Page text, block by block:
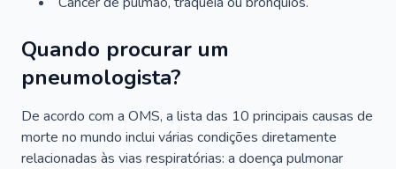
Quando procurar um
pneumologista?
De acordo com a OMS, a lista das 10 principais causas de
morte no mundo inclui várias condições diretamente
relacionadas às vias respiratórias: a doença pulmonar